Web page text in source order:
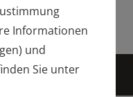
Informationen
und
Sie unter
H
ÖLTENDER